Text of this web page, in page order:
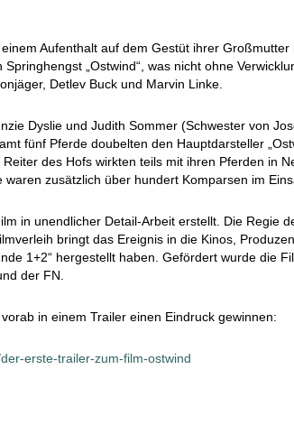
Aufenthalt auf dem Gestüt ihrer
„Ostwind“, was nicht ohne
Detlev Buck und Marvin Linke.
Dyslie und Judith Sommer (Schwester von
fünf Pferde doubelten den Hauptdarsteller
des Hofs wirkten teils mit ihren Pferden in
zusätzlich über hundert Komparsen im
in unendlicher Detail-Arbeit erstellt. Die Regie
bringt das Ereignis in die Kinos,
1+2“ hergestellt haben. Gefördert wurde die
der FN.
in einem Trailer einen Eindruck gewinnen:
erste-trailer-zum-film-ostwind